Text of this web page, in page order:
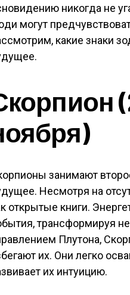
никогда не
могут
какие знаки
занимают
Несмотря на
открытые книги.
трансформируя
Плутона,
их. Они легко
их интуицию.